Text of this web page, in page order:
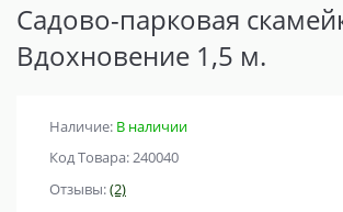
Садово-парковая
Вдохновение 1,5 м.
Наличие: В наличии
Код Товара: 240040
Отзывы:(2)